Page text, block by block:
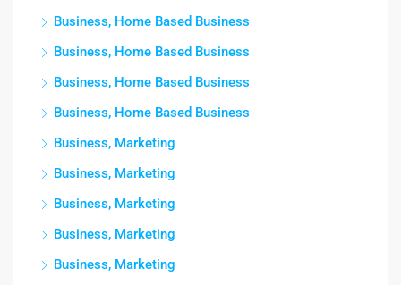
Business, Home Based Business
Business, Home Based Business
Business, Home Based Business
Business, Home Based Business
Business, Marketing
Business, Marketing
Business, Marketing
Business, Marketing
Business, Marketing